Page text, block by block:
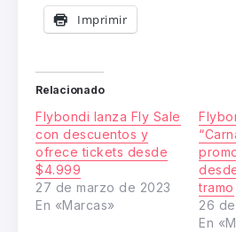
Imprimir
Relacionado
Flybondi lanza Fly Sale
con descuentos y
ofrece tickets desde
$4.999
27 de marzo de 2023
En «Marcas»
tramo
26
En